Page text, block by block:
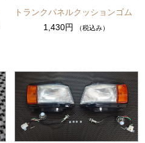
トランクパネルクッションゴム
1,430円
（税込み）